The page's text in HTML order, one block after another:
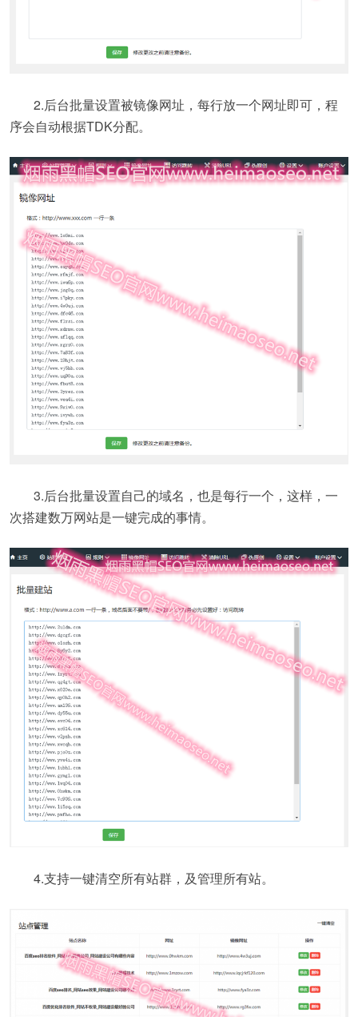
2.后台批量设置被镜像网址，每行放一个网址即可，程
序会自动根据TDK分配。
3.后台批量设置自己的域名，也是每行一个，这样，一
次搭建数万网站是一键完成的事情。
4.支持一键清空所有站群，及管理所有站。